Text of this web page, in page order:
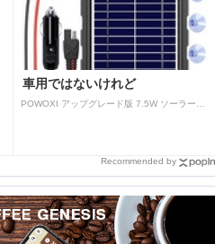
車用ではないけれど
POWOXI アップグレード版 7.5W ソーラーバッテリートリクルチャージャーメンテナー 12V ポータブル防水ソーラーパネル トリクル充電キット 車、自動車、オートバイ、ボート、マリン、RV、トレーラー、スノーモービルなど用
Recommended by